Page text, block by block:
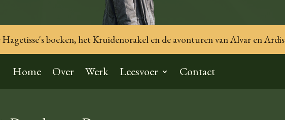
boeken, het Kruidenorakel en de avonturen van Alvar en Ardis
Home Over Werk Leesvoer Contact